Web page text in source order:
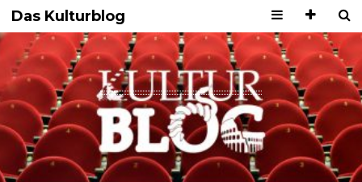
Das Kulturblog